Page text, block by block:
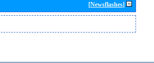
[Newsflashes]